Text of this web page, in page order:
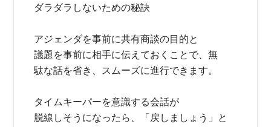
ダラダラしないための秘訣
アジェンダを事前に共有商談の目的と
議題を事前に相手に伝えておくことで、無
駄な話を省き、スムーズに進行できます。
タイムキーパーを意識する会話が
脱線しそうになったら、「戻しましょう」と